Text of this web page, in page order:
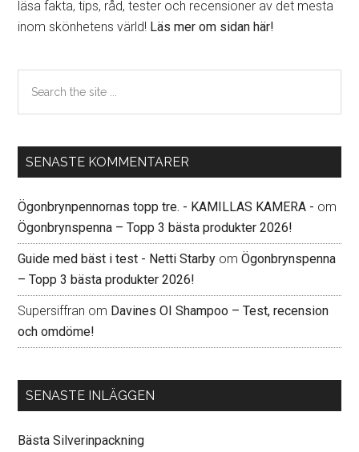
läsa fakta, tips, råd, tester och recensioner av det mesta
inom skönhetens värld! Läs mer om sidan här!
the
SENASTE KOMMENTARER
Ögonbrynpennornas topp tre. - KAMILLAS KAMERA - om
Ögonbrynspenna – Topp 3 bästa produkter 2026!
Guide med bäst i test - Netti Starby omÖgonbrynspenna
– Topp 3 bästa produkter 2026!
Supersiffran om Davines OI Shampoo – Test, recension
och omdöme!
SENASTE INLÄGGEN
Bästa Silverinpackning